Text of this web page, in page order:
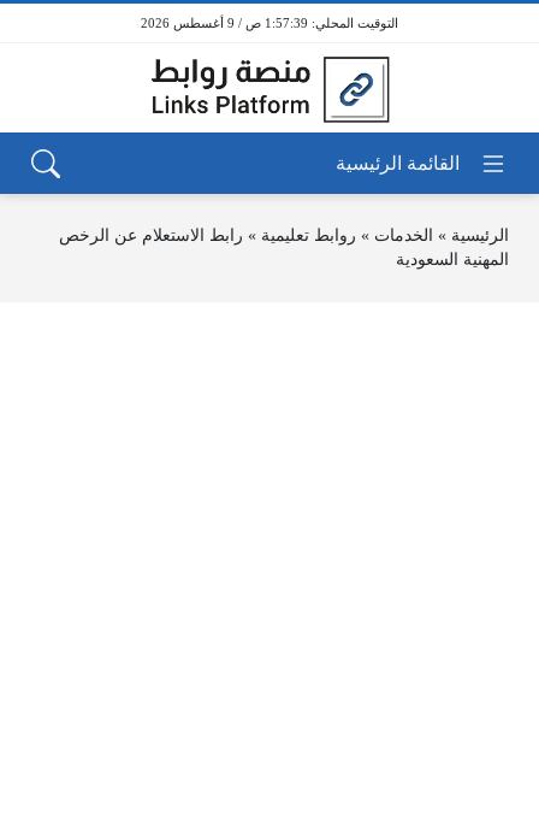
1:57:39 ص / 9 أغسطس 2026
الرئيسية » الخدمات » روابط تعليمية » رابط الاستعلام عن الرخص
المهنية السعودية